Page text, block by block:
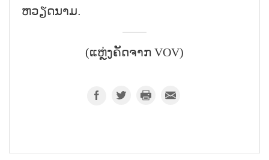
ຫວຽດນາມ.
(ແຫຼ່ງຄັດຈາກ VOV)